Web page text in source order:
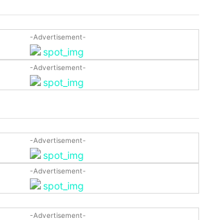
-Advertisement-
-Advertisement-
-Advertisement-
-Advertisement-
-Advertisement-